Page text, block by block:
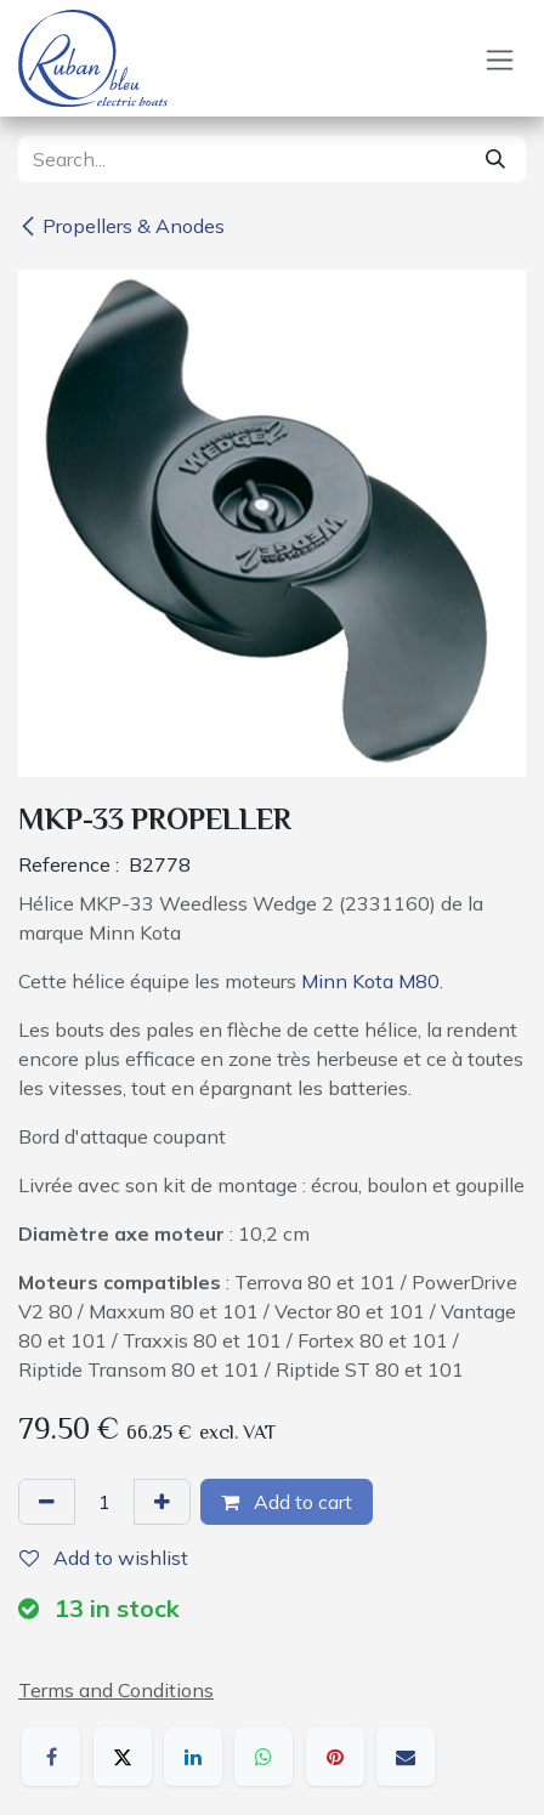
Skip to Content
Propellers & Anodes
MKP-33 PROPELLER
Reference : B2778
Hélice MKP-33 Weedless Wedge 2 (2331160) de la
marque Minn Kota
Cette hélice équipe les moteurs Minn Kota M80.
Les bouts des pales en flèche de cette hélice, la rendent
encore plus efficace en zone très herbeuse et ce à toutes
les vitesses, tout en épargnant les batteries.
Bord d'attaque coupant
Livrée avec son kit de montage : écrou, boulon et goupille
Diamètre axe moteur : 10,2 cm
Moteurs compatibles : Terrova 80 et 101 / PowerDrive
V2 80 / Maxxum 80 et 101 / Vector 80 et 101 / Vantage
80 et 101 / Traxxis 80 et 101 / Fortex 80 et 101 /
Riptide Transom 80 et 101 / Riptide ST 80 et 101
79.50€ 66.25 € excl. VAT
Add to cart
Add to wishlist
13 in stock
Terms and Conditions